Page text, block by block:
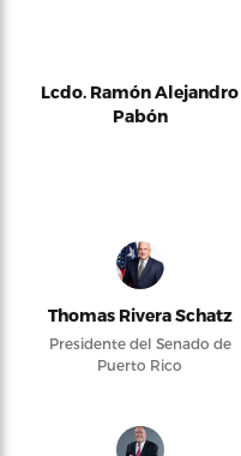
Lcdo. Ramón Alejandro
Pabón
Thomas Rivera Schatz
Presidente del Senado de
Puerto Rico